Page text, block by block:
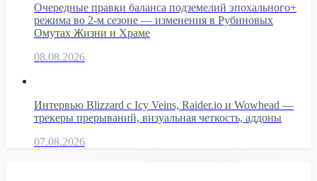
Очередные правки баланса подземелий эпохального+
режима во 2-м сезоне — изменения в Рубиновых
Омутах Жизни и Храме
08.08.2026
Интервью Blizzard с Icy Veins, Raider.io и Wowhead —
трекеры прерываний, визуальная четкость, аддоны
07.08.2026